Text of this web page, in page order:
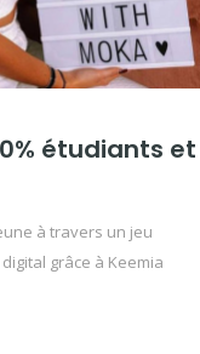
étudiants et
à travers un jeu
grâce à Keemia